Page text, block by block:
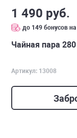
1 490 руб.
до 149 бонусов на
Чайная пара
Артикул: 13008